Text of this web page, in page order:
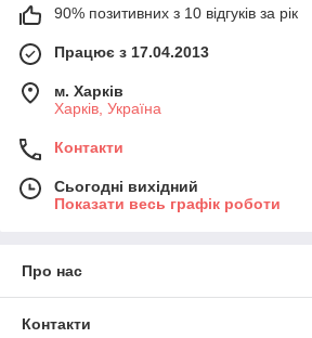
90% позитивних з 10 відгуків за рік
Працює з 17.04.2013
м. Харків
Харків, Україна
Контакти
Сьогодні вихідний
Показати весь графік роботи
Про нас
Контакти